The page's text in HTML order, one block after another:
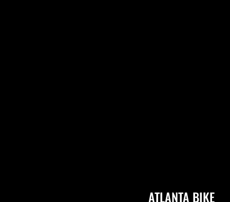
ATLANTA BIKE